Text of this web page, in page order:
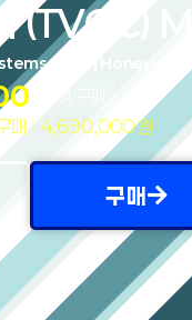
(TVOC)
,
매 : 4,690,000 원
구매